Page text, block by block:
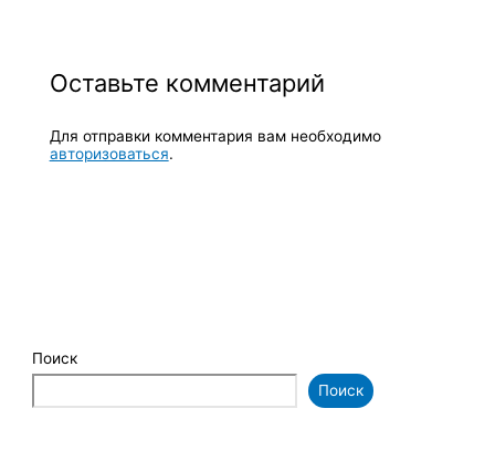
Оставьте комментарий
Для отправки комментария вам необходимо
авторизоваться.
Поиск
Поиск